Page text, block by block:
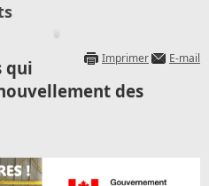
Imprimer E-mail
qui
des